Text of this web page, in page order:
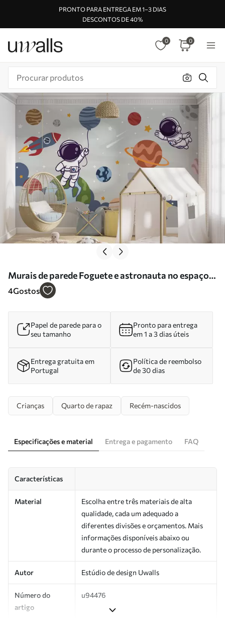
PRONTO PARA ENTREGA EM 1–3 DIAS
DESCONTOS DE 40%
0 0
Murais de parede Foguete e astronauta no espaço
Nr. u94476
4Gostos
Papel de parede para o
seu tamanho
Pronto para entrega
em 1 a 3 dias úteis
Entrega gratuita em
Portugal
Política de reembolso
de 30 dias
Crianças Quarto de rapaz Recém-nascidos
Especificações e material Entrega e pagamento FAQ
Características
Material
Escolha entre três materiais de alta
qualidade, cada um adequado a
diferentes divisões e orçamentos. Mais
informações disponíveis abaixo ou
durante o processo de personalização.
Autor Estúdio de design Uwalls
Número do
artigo
u94476